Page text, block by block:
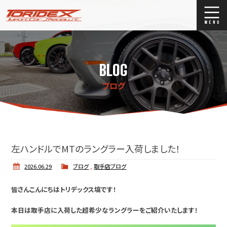
ブログ
Stock list
ストックリスト
買取
BLOG
ブログ
左ハンドルでMTのラングラー入荷しました！
2026.06.29 ブログ,取手店ブログ
皆さんこんにちはトリデックス塙です！
本日は取手店に入荷した超希少なラングラーをご紹介いたします！